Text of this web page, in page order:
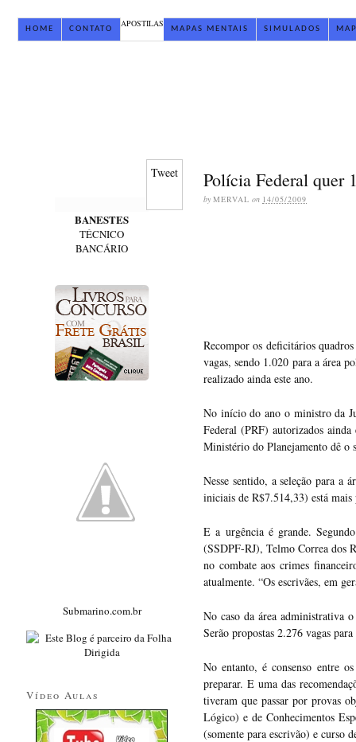
HOME CONTATO
APOSTILAS
MAPAS MENTAIS SIMULADOS
Polícia Federal quer
by MERVAL on 14/05/2009
Recompor os deficitários
vagas, sendo 1.020 para a área
realizado ainda este ano.
No início do ano o ministro da
Federal (PRF) autorizados
Ministério do Planejamento dê o
Nesse sentido, a seleção para a
iniciais de R$7.514,33) está
E a urgência é grande.
(SSDPF-RJ), Telmo Correa dos
no combate aos crimes
atualmente. “Os escrivães, em
No caso da área administrativa
Serão propostas 2.276 vagas
No entanto, é consenso entre
preparar. E uma das
tiveram que passar por provas
Lógico) e de Conhecimentos
(somente para escrivão) e curso
Tweet
BANESTES
TÉCNICO
BANCÁRIO
Submarino.com.br
Vídeo Aulas